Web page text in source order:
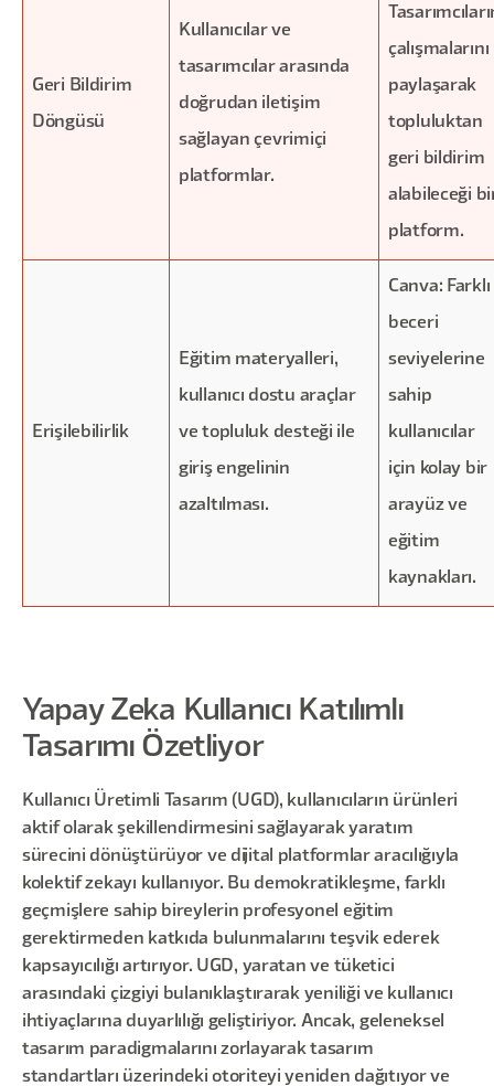
Geri Bildirim
Döngüsü
Kullanıcılar ve
tasarımcılar arasında
doğrudan iletişim
sağlayan çevrimiçi
platformlar.
çalışmalarını
paylaşarak
topluluktan
geri bildirim
alabileceği
platform.
Erişilebilirlik
Eğitim materyalleri,
kullanıcı dostu araçlar
ve topluluk desteği ile
giriş engelinin
azaltılması.
Canva: Farklı
beceri
seviyelerine
sahip
kullanıcılar
için kolay bir
arayüz ve
eğitim
kaynakları.
Yapay Zeka Kullanıcı Katılımlı
Tasarımı Özetliyor
Kullanıcı Üretimli Tasarım (UGD), kullanıcıların ürünleri
aktif olarak şekillendirmesini sağlayarak yaratım
sürecini dönüştürüyor ve dijital platformlar aracılığıyla
kolektif zekayı kullanıyor. Bu demokratikleşme, farklı
geçmişlere sahip bireylerin profesyonel eğitim
gerektirmeden katkıda bulunmalarını teşvik ederek
kapsayıcılığı artırıyor. UGD, yaratan ve tüketici
arasındaki çizgiyi bulanıklaştırarak yeniliği ve kullanıcı
ihtiyaçlarına duyarlılığı geliştiriyor. Ancak, geleneksel
tasarım paradigmalarını zorlayarak tasarım
standartları üzerindeki otoriteyi yeniden dağıtıyor ve